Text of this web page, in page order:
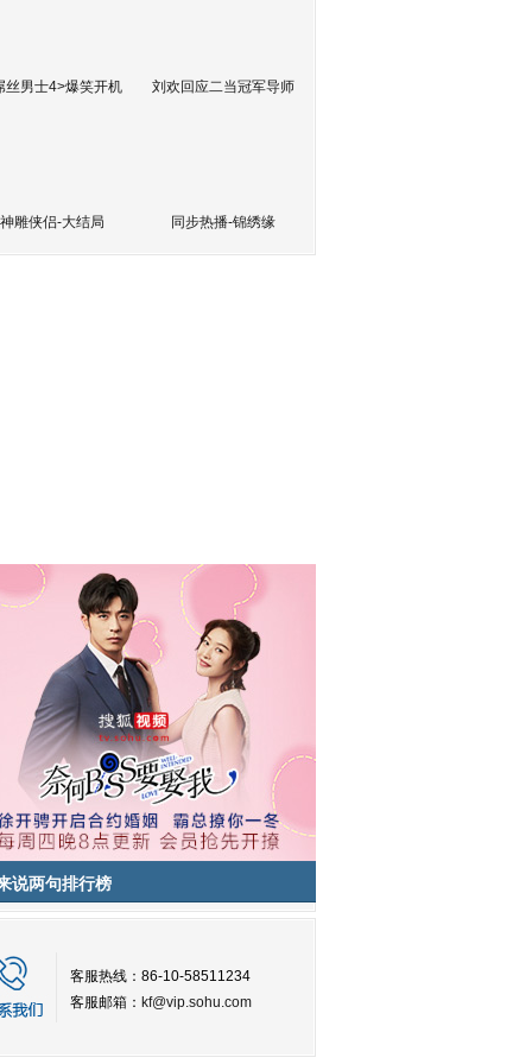
丝男士4>爆笑开机 刘欢回应二当冠军导师
神雕侠侣-大结局 同步热播-锦绣缘
说两句排行榜
客服热线：86-10-58511234
客服邮箱： kf@vip.sohu.com